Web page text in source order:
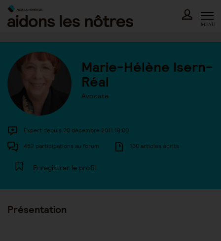
Skip
content
MENU
Marie-Hélène Isern-
Réal
Avocate
Expert depuis 20 décembre 2011 18:00
452 participations au forum 130 articles écrits
Enregistrer le profil
Présentation